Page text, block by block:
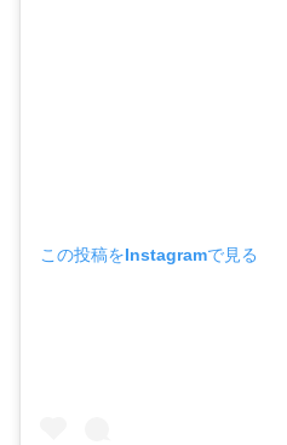
この投稿をInstagramで見る